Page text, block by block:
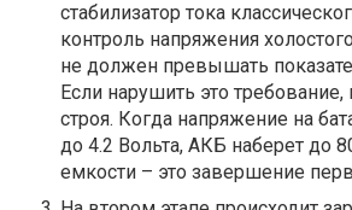
стабилизатор тока
контроль напряжения
не должен превышать
Если нарушить это
строя. Когда напряжение на
до 4.2 Вольта, АКБ наберет до
емкости – это завершение